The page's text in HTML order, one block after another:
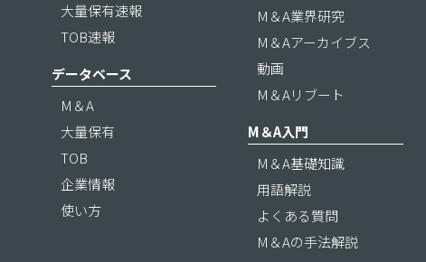
大量保有速報
TOB速報
データベース
M＆A
大量保有
TOB
企業情報
使い方
M＆A業界研究
M＆Aアーカイブス
動画
M＆Aリブート
M＆A入門
M＆A基礎知識
用語解説
よくある質問
M＆Aの手法解説